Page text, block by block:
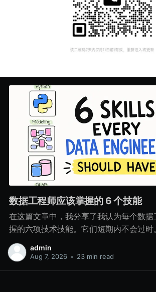
数据工程师应该掌握的 6 个技能
在这篇文章中，我分享了我认为每个数
握的六项技术技能。它们短期内不会过时。
admin
Aug 7, 2026 • 23 min read